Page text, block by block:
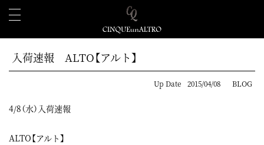
入荷速報 ALTO【アルト】
Up Date 2015/04/08 BLOG
4/8（水）入荷速報
ALTO【アルト】